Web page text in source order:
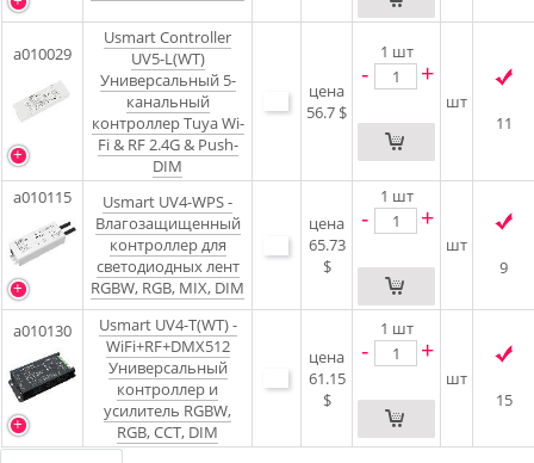
a010029
Usmart Controller
UV5-L(WT)
Универсальный 5-
канальный
контроллер Tuya Wi-
Fi & RF 2.4G & Push-
DIM
цена
56.7 $
1 шт
- +
шт
11
a010115
Usmart UV4-WPS -
Влагозащищенный
контроллер для
светодиодных лент
RGBW, RGB, MIX, DIM
цена
65.73
$
1 шт
- +
шт
9
a010130
Usmart UV4-T(WT) -
WiFi+RF+DMX512
Универсальный
контроллер и
усилитель RGBW,
RGB, CCT, DIM
цена
61.15
$
1 шт
- +
шт
15